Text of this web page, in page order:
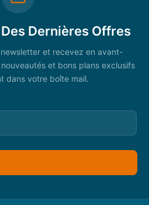
Dernières Offres
et recevez en avant-
et bons plans exclusifs
dans votre boîte mail.